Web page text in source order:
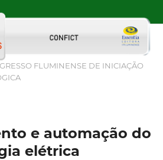
FLUMINENSE DE INICIAÇÃO
e automação do
elétrica